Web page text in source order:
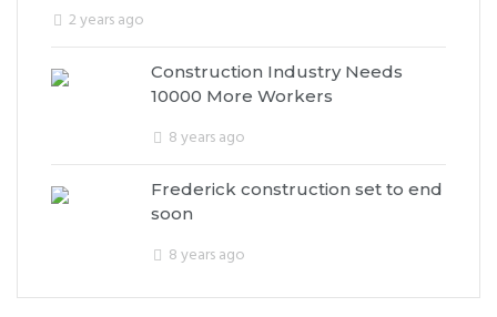
2 years ago
Construction Industry Needs
10000 More Workers
8 years ago
Frederick construction set to end
soon
8 years ago